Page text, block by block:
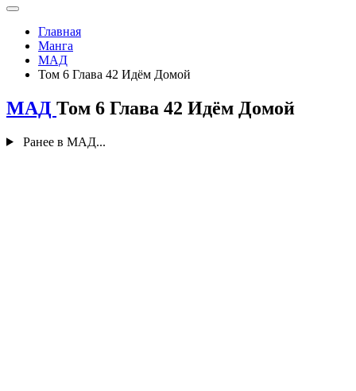
Главная
Манга
МАД
Том 6 Глава 42 Идём Домой
МАД Том 6 Глава 42 Идём Домой
Ранее в МАД...